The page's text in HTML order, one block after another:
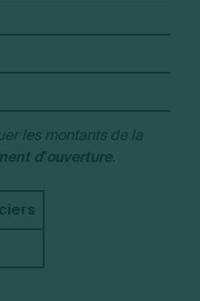
les montants de la
d’ouverture.